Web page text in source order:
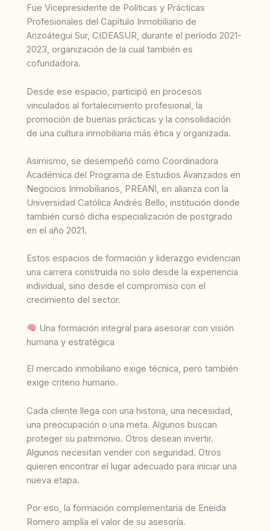
Fue Vicepresidente de Políticas y Prácticas
Profesionales del Capítulo Inmobiliario de
Anzoátegui Sur, CIDEASUR, durante el período 2021-
2023, organización de la cual también es
cofundadora.
Desde ese espacio, participó en procesos
vinculados al fortalecimiento profesional, la
promoción de buenas prácticas y la consolidación
de una cultura inmobiliaria más ética y organizada.
Asimismo, se desempeñó como Coordinadora
Académica del Programa de Estudios Avanzados en
Negocios Inmobiliarios, PREANI, en alianza con la
Universidad Católica Andrés Bello, institución donde
también cursó dicha especialización de postgrado
en el año 2021.
Estos espacios de formación y liderazgo evidencian
una carrera construida no solo desde la experiencia
individual, sino desde el compromiso con el
crecimiento del sector.
Una formación integral para asesorar con visión
humana y estratégica
El mercado inmobiliario exige técnica, pero también
exige criterio humano.
Cada cliente llega con una historia, una necesidad,
una preocupación o una meta. Algunos buscan
proteger su patrimonio. Otros desean invertir.
Algunos necesitan vender con seguridad. Otros
quieren encontrar el lugar adecuado para iniciar una
nueva etapa.
Por eso, la formación complementaria de Eneida
Romero amplía el valor de su asesoría.